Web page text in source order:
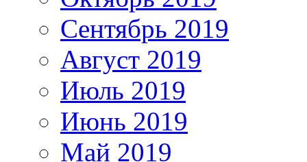
Сентябрь 2019
Август 2019
Июль 2019
Июнь 2019
Май 2019